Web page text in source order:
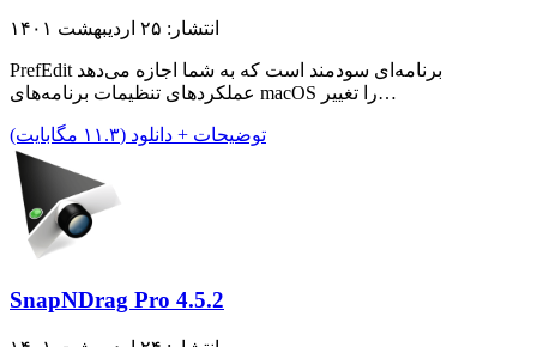
انتشار: ۲۵ اردیبهشت ۱۴۰۱
PrefEdit برنامه‌ای سودمند است که به شما اجازه می‌دهد
عملکرد‌های تنظیمات برنامه‌های macOS را تغییر…
توضیحات + دانلود (۱۱.۳ مگابایت)
SnapNDrag Pro 4.5.2